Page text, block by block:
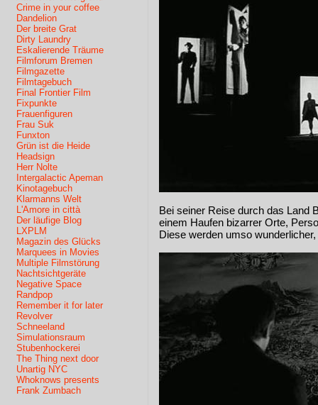
Crime in your coffee
Dandelion
Der breite Grat
Dirty Laundry
Eskalierende Träume
Filmforum Bremen
Filmgazette
Filmtagebuch
Final Frontier Film
Fixpunkte
Frauenfiguren
Frau Suk
Funxton
Grün ist die Heide
Headsign
Herr Nolte
Intergalactic Apeman
Kinotagebuch
Klarmanns Welt
L'Amore in città
Der läufige Blog
LXPLM
Magazin des Glücks
Marquees in Movies
Multiple Filmstörung
Nachtsichtgeräte
Negative Space
Randpop
Remember it for later
Revolver
Schneeland
Simulationsraum
Stubenhockerei
The Thing next door
Unartig NYC
Whoknows presents
Frank Zumbach
Bei seiner Reise durch das Land
einem Haufen bizarrer Orte,
Diese werden umso